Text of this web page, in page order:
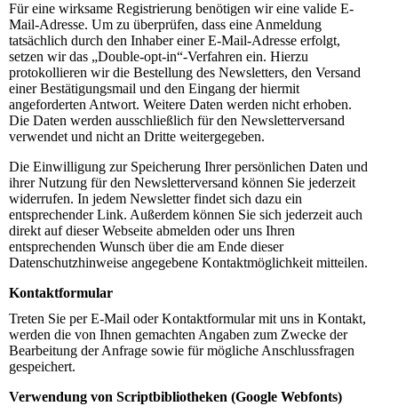
Für eine wirksame Registrierung benötigen wir eine valide E-
Mail-Adresse. Um zu überprüfen, dass eine Anmeldung
tatsächlich durch den Inhaber einer E-Mail-Adresse erfolgt,
setzen wir das „Double-opt-in“-Verfahren ein. Hierzu
protokollieren wir die Bestellung des Newsletters, den Versand
einer Bestätigungsmail und den Eingang der hiermit
angeforderten Antwort. Weitere Daten werden nicht erhoben.
Die Daten werden ausschließlich für den Newsletterversand
verwendet und nicht an Dritte weitergegeben.
Die Einwilligung zur Speicherung Ihrer persönlichen Daten und
ihrer Nutzung für den Newsletterversand können Sie jederzeit
widerrufen. In jedem Newsletter findet sich dazu ein
entsprechender Link. Außerdem können Sie sich jederzeit auch
direkt auf dieser Webseite abmelden oder uns Ihren
entsprechenden Wunsch über die am Ende dieser
Datenschutzhinweise angegebene Kontaktmöglichkeit mitteilen.
Kontaktformular
Treten Sie per E-Mail oder Kontaktformular mit uns in Kontakt,
werden die von Ihnen gemachten Angaben zum Zwecke der
Bearbeitung der Anfrage sowie für mögliche Anschlussfragen
gespeichert.
Verwendung von Scriptbibliotheken (Google Webfonts)